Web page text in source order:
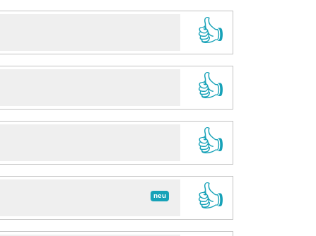
👍
👍
👍
neu
👍